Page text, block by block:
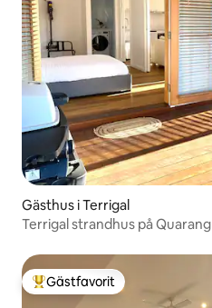
Gästhus i Terrigal
Terrigal strandhus på Quarang
Populär gästfavorit
Gästfavorit